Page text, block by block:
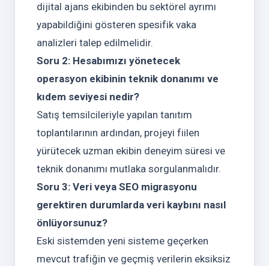
dijital ajans ekibinden bu sektörel ayrımı
yapabildiğini gösteren spesifik vaka
analizleri talep edilmelidir.
Soru 2: Hesabımızı yönetecek
operasyon ekibinin teknik donanımı ve
kıdem seviyesi nedir?
Satış temsilcileriyle yapılan tanıtım
toplantılarının ardından, projeyi fiilen
yürütecek uzman ekibin deneyim süresi ve
teknik donanımı mutlaka sorgulanmalıdır.
Soru 3: Veri veya SEO migrasyonu
gerektiren durumlarda veri kaybını nasıl
önlüyorsunuz?
Eski sistemden yeni sisteme geçerken
mevcut trafiğin ve geçmiş verilerin eksiksiz